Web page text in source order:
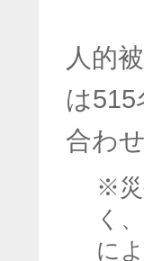
人的
は
合わ
※
く
に